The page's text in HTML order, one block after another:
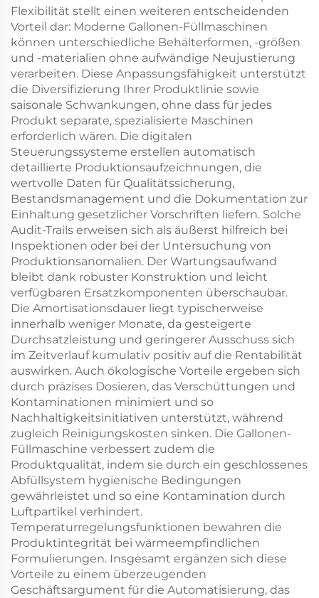
Flexibilität stellt einen weiteren entscheidenden
Vorteil dar: Moderne Gallonen-Füllmaschinen
können unterschiedliche Behälterformen, -größen
und -materialien ohne aufwändige Neujustierung
verarbeiten. Diese Anpassungsfähigkeit unterstützt
die Diversifizierung Ihrer Produktlinie sowie
saisonale Schwankungen, ohne dass für jedes
Produkt separate, spezialisierte Maschinen
erforderlich wären. Die digitalen
Steuerungssysteme erstellen automatisch
detaillierte Produktionsaufzeichnungen, die
wertvolle Daten für Qualitätssicherung,
Bestandsmanagement und die Dokumentation zur
Einhaltung gesetzlicher Vorschriften liefern. Solche
Audit-Trails erweisen sich als äußerst hilfreich bei
Inspektionen oder bei der Untersuchung von
Produktionsanomalien. Der Wartungsaufwand
bleibt dank robuster Konstruktion und leicht
verfügbaren Ersatzkomponenten überschaubar.
Die Amortisationsdauer liegt typischerweise
innerhalb weniger Monate, da gesteigerte
Durchsatzleistung und geringerer Ausschuss sich
im Zeitverlauf kumulativ positiv auf die Rentabilität
auswirken. Auch ökologische Vorteile ergeben sich
durch präzises Dosieren, das Verschüttungen und
Kontaminationen minimiert und so
Nachhaltigkeitsinitiativen unterstützt, während
zugleich Reinigungskosten sinken. Die Gallonen-
Füllmaschine verbessert zudem die
Produktqualität, indem sie durch ein geschlossenes
Abfüllsystem hygienische Bedingungen
gewährleistet und so eine Kontamination durch
Luftpartikel verhindert.
Temperaturregelungsfunktionen bewahren die
Produktintegrität bei wärmeempfindlichen
Formulierungen. Insgesamt ergänzen sich diese
Vorteile zu einem überzeugenden
Geschäftsargument für die Automatisierung, das